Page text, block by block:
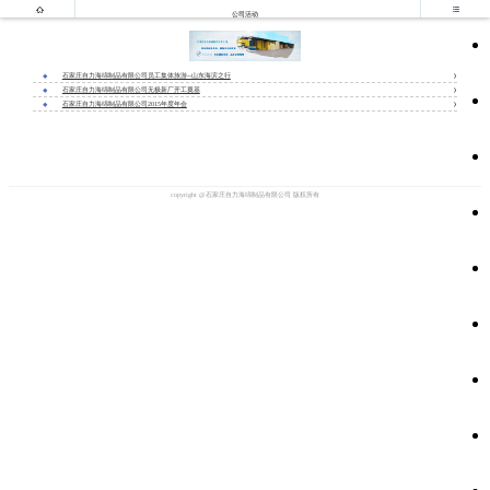

公司活动

石家庄自力海绵制品有限公司员工集体旅游--山东海滨之行
石家庄自力海绵制品有限公司无极新厂开工奠基
石家庄自力海绵制品有限公司2015年度年会
copyright @石家庄自力海绵制品有限公司 版权所有